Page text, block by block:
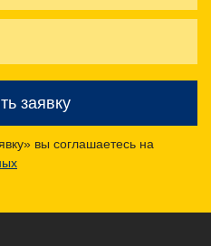
заявку
вы соглашаетесь на